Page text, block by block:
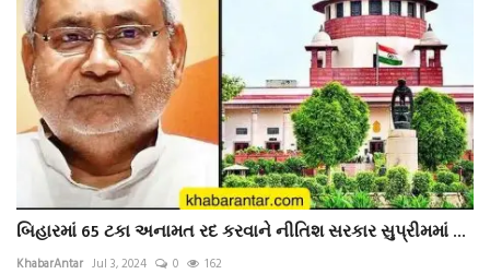
બિહારમાં 65 ટકા અનામત રદ કરવાને નીતિશ સરકાર સુપ્રીમમાં ...
KhabarAntar Jul 3, 2024 0 162